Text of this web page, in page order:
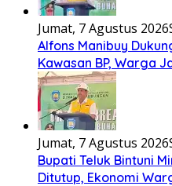
Jumat, 7 Agustus 2026
Alfons Manibuy
Kawasan BP, Warga
Jumat, 7 Agustus 2026
Bupati Teluk Bintuni
Ditutup, Ekonomi